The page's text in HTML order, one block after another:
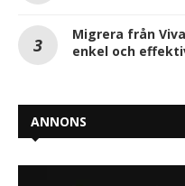
Migrera från
enkel och
ANNONS